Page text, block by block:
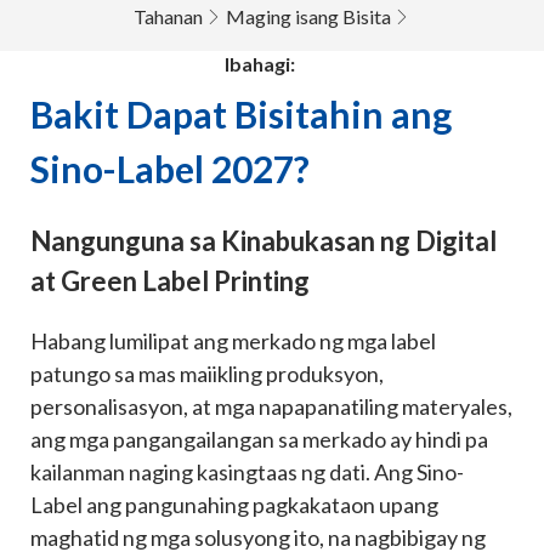
Tahanan Maging isang Bisita
Ibahagi:
Bakit Dapat Bisitahin ang
Sino-Label 2027?
Nangunguna sa Kinabukasan ng Digital
at Green Label Printing
Habang lumilipat ang merkado ng mga label
patungo sa mas maiikling produksyon,
personalisasyon, at mga napapanatiling materyales,
ang mga pangangailangan sa merkado ay hindi pa
kailanman naging kasingtaas ng dati. Ang Sino-
Label ang pangunahing pagkakataon upang
maghatid ng mga solusyong ito, na nagbibigay ng